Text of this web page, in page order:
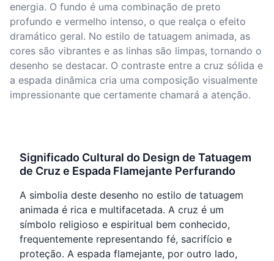
energia. O fundo é uma combinação de preto
profundo e vermelho intenso, o que realça o efeito
dramático geral. No estilo de tatuagem animada, as
cores são vibrantes e as linhas são limpas, tornando o
desenho se destacar. O contraste entre a cruz sólida e
a espada dinâmica cria uma composição visualmente
impressionante que certamente chamará a atenção.
Significado Cultural do Design de Tatuagem
de Cruz e Espada Flamejante Perfurando
A simbolia deste desenho no estilo de tatuagem
animada é rica e multifacetada. A cruz é um
símbolo religioso e espiritual bem conhecido,
frequentemente representando fé, sacrifício e
proteção. A espada flamejante, por outro lado,